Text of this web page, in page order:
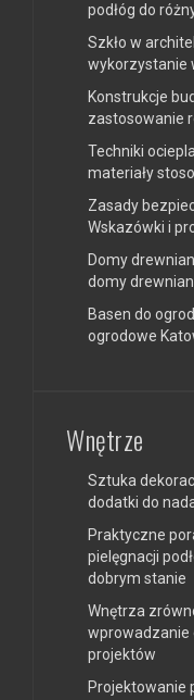
podłóg do
Szkło w
wykorzystanie
Konstrukcje
zastosowanie
Techniki
materiały
Zasady
Wskazówki i
Domy
domy
Basen do
ogrodowe
Wnętrze
Sztuka
dodatki do
Praktyczne
pielęgnacji
dobrym stanie
Wnętrza
wprowadzanie
projektów
Projektowanie